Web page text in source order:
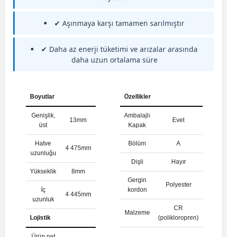
✔ Aşınmaya karşı tamamen sarılmıştır
✔ Daha az enerji tüketimi ve arızalar arasında
daha uzun ortalama süre
Boyutlar
Genişlik,
üst
13mm
Hatve
uzunluğu
4 475mm
Yükseklik 8mm
İç
uzunluk
4 445mm
Lojistik
Özellikler
Ambalajlı
Kapak
Evet
Bölüm A
Dişli Hayır
Gergin
kordon
Polyester
Malzeme
CR
(polikloropren)